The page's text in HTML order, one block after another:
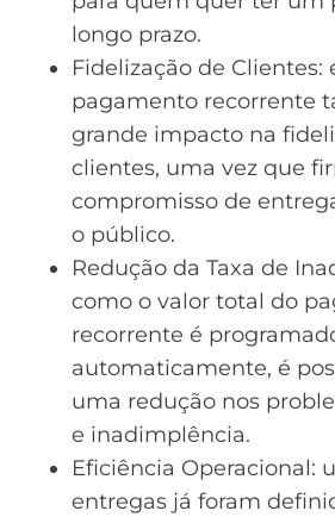
longo prazo.
Fidelização de Clientes:
pagamento recorrente
grande impacto na
clientes, uma vez que
compromisso de
o público.
Redução da Taxa de
como o valor total do
recorrente é
automaticamente, é
uma redução nos
e inadimplência.
Eficiência Operacional:
entregas já foram